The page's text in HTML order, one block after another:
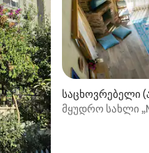
საცხოვრებელი
მყუდრო სახლი